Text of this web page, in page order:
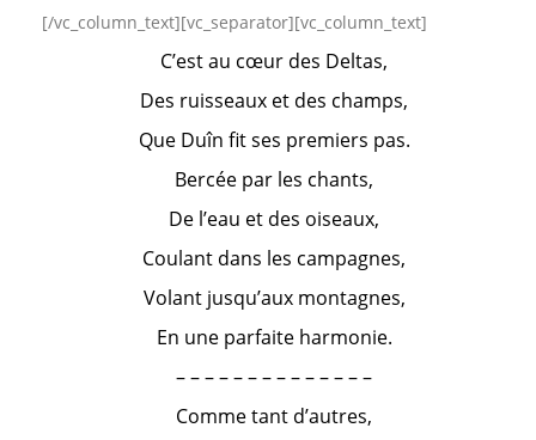
[/vc_column_text][vc_separator][vc_column_text]
C’est au cœur des Deltas,
Des ruisseaux et des champs,
Que Duîn fit ses premiers pas.
Bercée par les chants,
De l’eau et des oiseaux,
Coulant dans les campagnes,
Volant jusqu’aux montagnes,
En une parfaite harmonie.
– – – – – – – – – – – – – –
Comme tant d’autres,